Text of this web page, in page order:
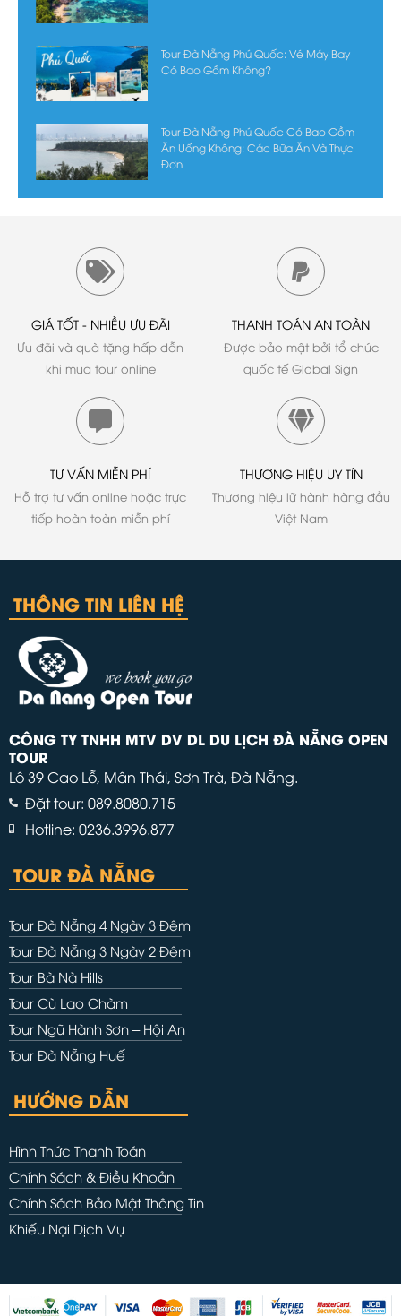
Tour Đà Nẵng Phú Quốc: Vé Máy Bay
Có Bao Gồm Không?
Tour Đà Nẵng Phú Quốc Có Bao Gồm
Ăn Uống Không: Các Bữa Ăn Và Thực
Đơn
GIÁ TỐT - NHIỀU ƯU ĐÃI
Ưu đãi và quà tặng hấp dẫn
khi mua tour online
THANH TOÁN AN TOÀN
Được bảo mật bởi tổ chức
quốc tế Global Sign
TƯ VẤN MIỄN PHÍ
Hỗ trợ tư vấn online hoặc trực
tiếp hoàn toàn miễn phí
THƯƠNG HIỆU UY TÍN
Thương hiệu lữ hành hàng đầu
Việt Nam
THÔNG TIN LIÊN HỆ
CÔNG TY TNHH MTV DV DL DU LỊCH ĐÀ NẴNG OPEN
TOUR
Lô 39 Cao Lỗ, Mân Thái, Sơn Trà, Đà Nẵng.
Đặt tour: 089.8080.715
Hotline: 0236.3996.877
TOUR ĐÀ NẴNG
Tour Đà Nẵng 4 Ngày 3 Đêm
Tour Đà Nẵng 3 Ngày 2 Đêm
Tour Bà Nà Hills
Tour Cù Lao Chàm
Tour Ngũ Hành Sơn – Hội An
Tour Đà Nẵng Huế
HƯỚNG DẪN
Hình Thức Thanh Toán
Chính Sách & Điều Khoản
Chính Sách Bảo Mật Thông Tin
Khiếu Nại Dịch Vụ